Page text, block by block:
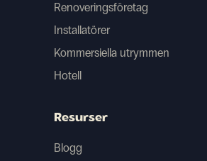
Renoveringsföretag
Installatörer
Kommersiella utrymmen
Hotell
Resurser
Blogg